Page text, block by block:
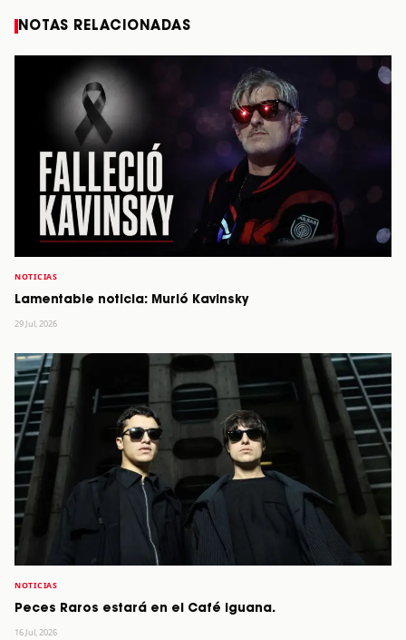
NOTAS RELACIONADAS
NOTICIAS
Lamentable noticia: Murió Kavinsky
29 Jul, 2026
NOTICIAS
Peces Raros estará en el Café Iguana.
16 Jul, 2026